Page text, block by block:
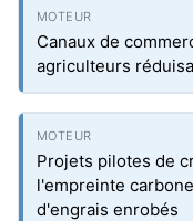
Canaux de
agriculteurs
Projets pilotes de
l'empreinte
d'engrais enrobés